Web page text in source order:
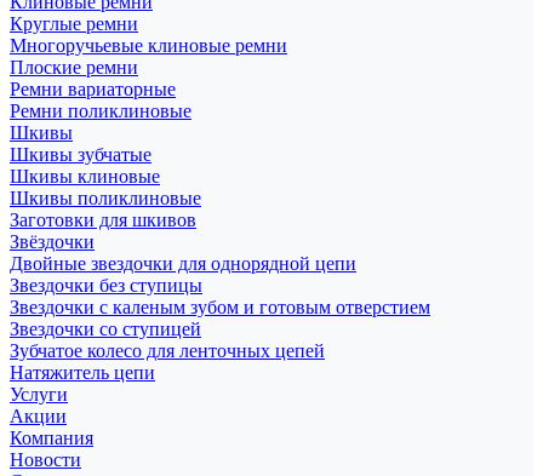
Круглые ремни
Многоручьевые клиновые ремни
Плоские ремни
Ремни вариаторные
Ремни поликлиновые
Шкивы
Шкивы зубчатые
Шкивы клиновые
Шкивы поликлиновые
Заготовки для шкивов
Звёздочки
Двойные звездочки для однорядной цепи
Звездочки без ступицы
Звездочки с каленым зубом и готовым отверстием
Звездочки со ступицей
Зубчатое колесо для ленточных цепей
Натяжитель цепи
Услуги
Акции
Компания
Новости